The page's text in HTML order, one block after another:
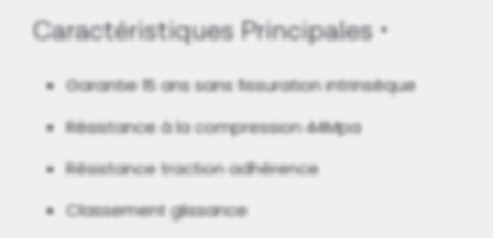
Caractéristiques Principales
Garantie 15 ans sans fissuration intrinsèque
Résistance à la compression 44Mpa
Résistance traction adhérence
Classement glissance